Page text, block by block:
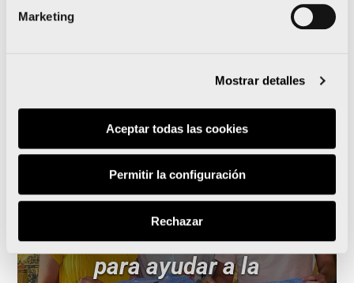
Marketing
Mostrar detalles
Aceptar todas las cookies
Permitir la configuración
Rechazar
El Maratón Valencia
patrocinará al Valencia CA
de manera excepcional
para ayudar a la